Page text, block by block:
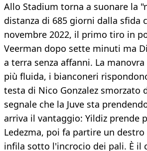
Allo Stadium torna a suonare la
distanza di 685 giorni dalla sfida
novembre 2022, il primo tiro in
Veerman dopo sette minuti ma
a terra senza affanni. La
più fluida, i bianconeri
testa di Nico Gonzalez smorzato
segnale che la Juve sta
arriva il vantaggio: Yildiz prende
Ledezma, poi fa partire un
infila sotto l'incrocio dei pali. È il